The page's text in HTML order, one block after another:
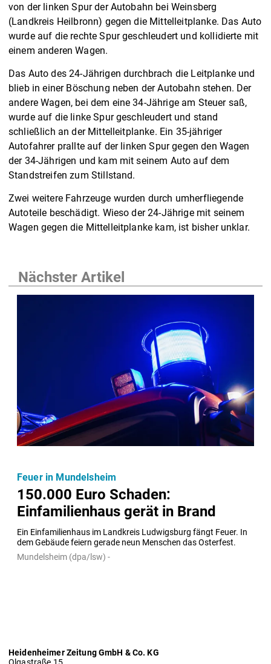
von der linken Spur der Autobahn bei Weinsberg
(Landkreis Heilbronn) gegen die Mittelleitplanke. Das Auto
wurde auf die rechte Spur geschleudert und kollidierte mit
einem anderen Wagen.
Das Auto des 24-Jährigen durchbrach die Leitplanke und
blieb in einer Böschung neben der Autobahn stehen. Der
andere Wagen, bei dem eine 34-Jährige am Steuer saß,
wurde auf die linke Spur geschleudert und stand
schließlich an der Mittelleitplanke. Ein 35-jähriger
Autofahrer prallte auf der linken Spur gegen den Wagen
der 34-Jährigen und kam mit seinem Auto auf dem
Standstreifen zum Stillstand.
Zwei weitere Fahrzeuge wurden durch umherfliegende
Autoteile beschädigt. Wieso der 24-Jährige mit seinem
Wagen gegen die Mittelleitplanke kam, ist bisher unklar.
Nächster Artikel
150.000 Euro Schaden:
Einfamilienhaus gerät in Brand
Ein Einfamilienhaus im Landkreis Ludwigsburg fängt Feuer. In
dem Gebäude feiern gerade neun Menschen das Osterfest.
Feuer in Mundelsheim
Mundelsheim (dpa/lsw) -
Heidenheimer Zeitung GmbH & Co. KG